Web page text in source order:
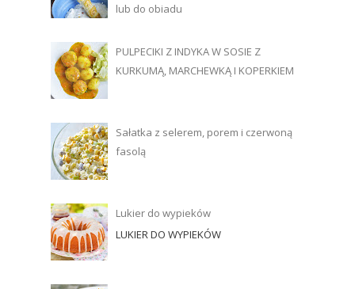
lub do obiadu
PULPECIKI Z INDYKA W SOSIE Z
KURKUMĄ, MARCHEWKĄ I KOPERKIEM
Sałatka z selerem, porem i czerwoną
fasolą
Lukier do wypieków
LUKIER DO WYPIEKÓW